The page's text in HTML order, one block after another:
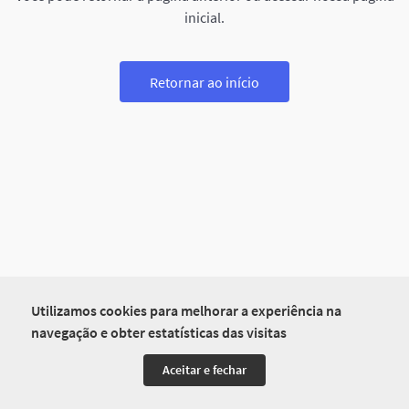
Utilizamos cookies para melhorar a experiência na
navegação e obter estatísticas das visitas
Aceitar e fechar
inicial.
Retornar ao início